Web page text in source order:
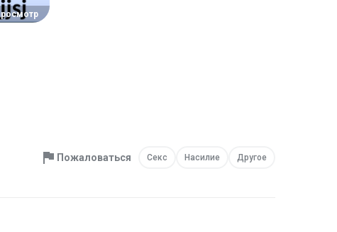
Пожаловаться Секс Насилие Другое